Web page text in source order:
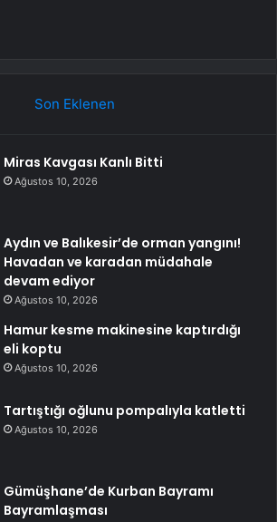
Son Eklenen
Miras Kavgası Kanlı Bitti
Ağustos 10, 2026
Aydın ve Balıkesir’de orman yangını!
Havadan ve karadan müdahale
devam ediyor
Ağustos 10, 2026
Hamur kesme makinesine kaptırdığı
eli koptu
Ağustos 10, 2026
Tartıştığı oğlunu pompalıyla katletti
Ağustos 10, 2026
Gümüşhane’de Kurban Bayramı
Bayramlaşması